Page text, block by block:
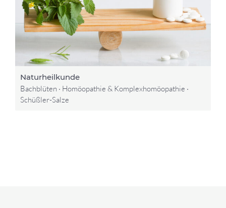
Naturheilkunde
Bachblüten · Homöopathie & Komplexhomöopathie ·
Schüßler-Salze